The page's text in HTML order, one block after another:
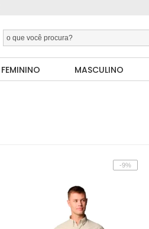
FEMININO MASCULINO
-9%